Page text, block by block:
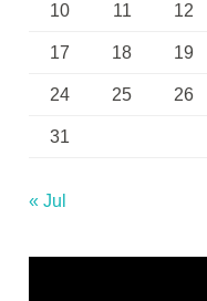
10 11 12
17 18 19
24 25 26
31
« Jul